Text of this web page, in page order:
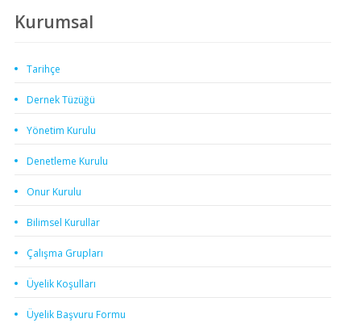
Kurumsal
Tarihçe
Dernek Tüzüğü
Yönetim Kurulu
Denetleme Kurulu
Onur Kurulu
Bilimsel Kurullar
Çalışma Grupları
Üyelik Koşulları
Üyelik Başvuru Formu